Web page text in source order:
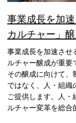
事業成長を加
カルチャー」
事業成長を加速させ
ルチャー醸成が重
その醸成に向けて、
ではなく、人・組織
ご提供します。人・
ルチャー変革を総合